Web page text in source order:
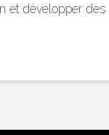
et développer des …